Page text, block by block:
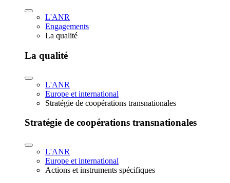
L'ANR
Engagements
La qualité
La qualité
L'ANR
Europe et international
Stratégie de coopérations transnationales
Stratégie de coopérations transnationales
L'ANR
Europe et international
Actions et instruments spécifiques